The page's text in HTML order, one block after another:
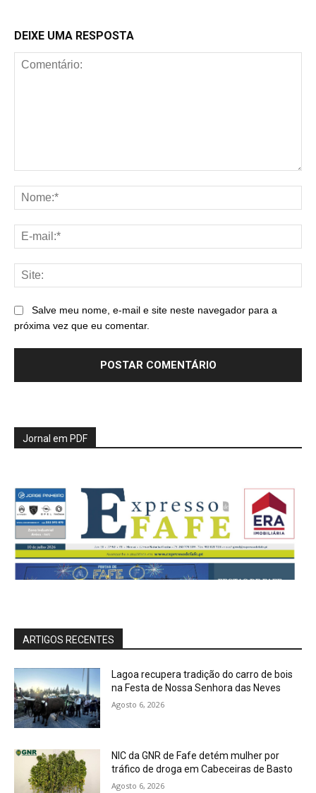
DEIXE UMA RESPOSTA
Salve meu nome, e-mail e site neste navegador para a
próxima vez que eu comentar.
Jornal em PDF
ARTIGOS RECENTES
Lagoa recupera tradição do carro de bois
na Festa de Nossa Senhora das Neves
Agosto 6, 2026
NIC da GNR de Fafe detém mulher por
tráfico de droga em Cabeceiras de Basto
Agosto 6, 2026